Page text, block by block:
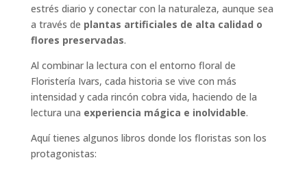
estrés diario y conectar con la naturaleza, aunque sea
a través de plantas artificiales de alta calidad o
flores preservadas.
Al combinar la lectura con el entorno floral de
Floristería Ivars, cada historia se vive con más
intensidad y cada rincón cobra vida, haciendo de la
lectura una experiencia mágica e inolvidable.
Aquí tienes algunos libros donde los floristas son los
protagonistas: